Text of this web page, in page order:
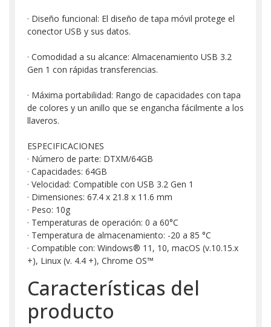
· Diseño funcional: El diseño de tapa móvil protege el
conector USB y sus datos.
· Comodidad a su alcance: Almacenamiento USB 3.2
Gen 1 con rápidas transferencias.
· Máxima portabilidad: Rango de capacidades con tapa
de colores y un anillo que se engancha fácilmente a los
llaveros.
ESPECIFICACIONES
· Número de parte: DTXM/64GB
· Capacidades: 64GB
· Velocidad: Compatible con USB 3.2 Gen 1
· Dimensiones: 67.4 x 21.8 x 11.6 mm
· Peso: 10g
· Temperaturas de operación: 0 a 60°C
· Temperatura de almacenamiento: -20 a 85 °C
· Compatible con: Windows® 11, 10, macOS (v.10.15.x
+), Linux (v. 4.4 +), Chrome OS™
Características del
producto